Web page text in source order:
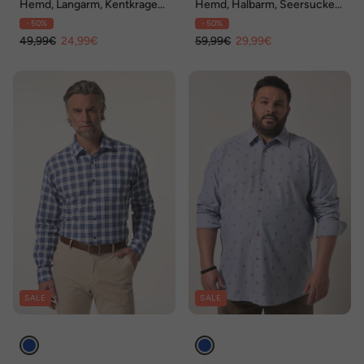
Hemd, Langarm, Kentkragen,
Alloverprint, Comfort Fit, bis
8 XL
- 50%
49,99€ 24,99€
Hemd, Halbarm, Seersucker,
Buttondown-Kragen,
Comfort Fit, bis 8 XL
- 50%
59,99€ 29,99€
SALE SALE